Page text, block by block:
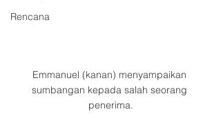
Rencana
Emmanuel (kanan) menyampaikan
sumbangan kepada salah seorang
penerima.